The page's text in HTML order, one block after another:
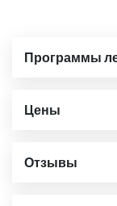
Программы
Цены
Отзывы